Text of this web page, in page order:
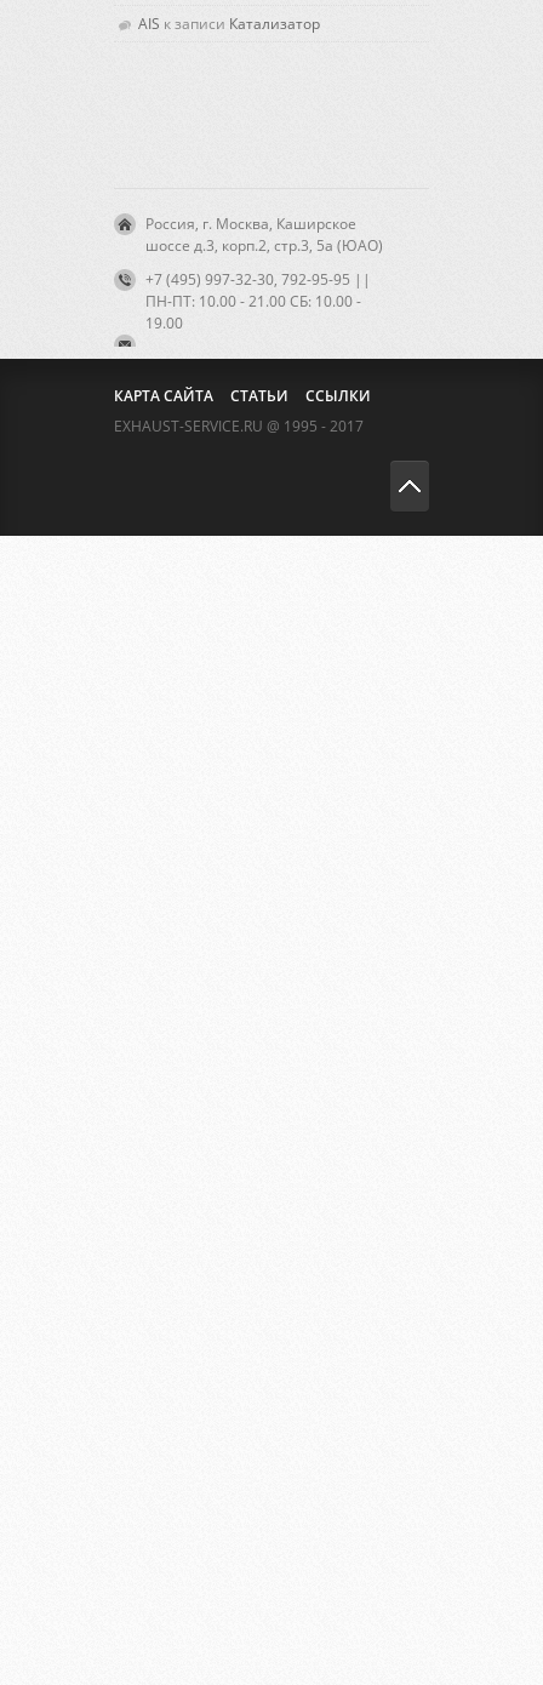
AIS к записи Катализатор
Россия, г. Москва, Каширское
шоссе д.3, корп.2, стр.3, 5а (ЮАО)
+7 (495) 997-32-30, 792-95-95 ||
ПН-ПТ: 10.00 - 21.00 CБ: 10.00 -
19.00
КАРТА САЙТА СТАТЬИ
ССЫЛКИ
EXHAUST-SERVICE.RU @ 1995 - 2017